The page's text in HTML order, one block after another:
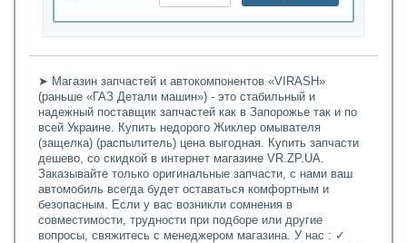
➤ Магазин запчастей и автокомпонентов «VIRASH»
(раньше «ГАЗ Детали машин») - это стабильный и
надежный поставщик запчастей как в Запорожье так и по
всей Украине. Купить недорого Жиклер омывателя
(защелка) (распылитель) цена выгодная. Купить запчасти
дешево, со скидкой в интернет магазине VR.ZP.UA.
Заказывайте только оригинальные запчасти, с нами ваш
автомобиль всегда будет оставаться комфортным и
безопасным. Если у вас возникли сомнения в
совместимости, трудности при подборе или другие
вопросы, свяжитесь с менеджером магазина. У нас : ✓